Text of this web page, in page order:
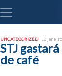
UNCATEGORIZED| 10
STJ
de café